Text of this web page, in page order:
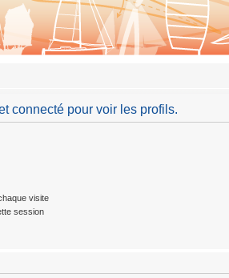
connecté pour voir les profils.
visite
session